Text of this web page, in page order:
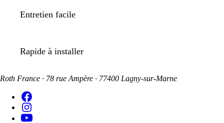
Entretien facile
Rapide à installer
Roth France · 78 rue Ampère · 77400 Lagny-sur-Marne